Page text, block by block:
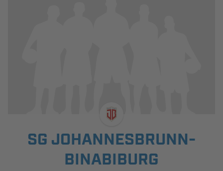
INFOTHEK SPIELPLUS
SG JOHANNESBRUNN-
BINABIBURG